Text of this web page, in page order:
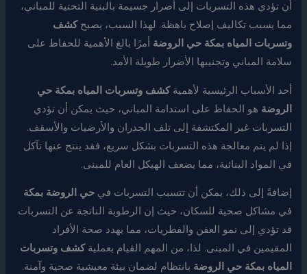
أن تؤدي هذه التسربات إلى أضرار جسيمة بالبنية التحتية للمباني،
مما يسبب تكاليف إصلاح باهظة. لهذا السبب، يصبحكشف
وتسربات المياه بمكة حي الروضة أمرًا بالغ الأهمية للحفاظ على
سلامة المباني وتجنيبها الأضرار طويلة الأمد.
أحد الأسباب الرئيسية لأهميةكشف وتسربات المياه بمكة حي
الروضة هو الحفاظ على استدامة المباني، حيث يمكن أن تؤدي
التسربات غير المكتشفة إلى تلف الجدران والأرضيات والأسقف.
إذا لم يتم معالجة هذه التسربات بشكل سريع، فقد ينتج عنها تآكل
في المواد البنائية، مما يضعف الهيكل العام للمبنى.
إضافةً إلى ذلك، يمكن أن تتسبب التسربات فيحي الروضة بمكة
في مشاكل صحية للسكان، حيث إن الرطوبة الناتجة عن التسربات
قد تؤدي إلى نمو العفن والفطريات، مما يهدد صحة الأفراد
المقيمين في المبنى. لذا، من المهم القيام بعمليةكشف وتسربات
المياه بمكة حي الروضة بانتظام لضمان بيئة معيشية صحية وآمنة.